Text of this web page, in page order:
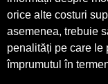
orice alte costuri
asemenea, trebuie
penalități pe care le
împrumutul în